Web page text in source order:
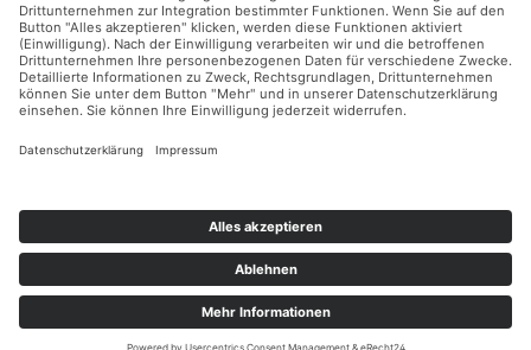
Sicher Einkaufen
Ladengeschäft
Newsletter
Facebook Instagram
Alle Preise inkl. gesetzl. Mehrwertsteuer zzgl.
Nachnahmegebühren, wenn nicht anders angegeben.